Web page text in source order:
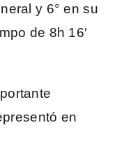
y 6° en su
de 8h 16′